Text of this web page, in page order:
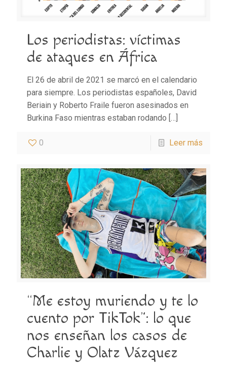
Los periodistas: víctimas
de ataques en África
El 26 de abril de 2021 se marcó en el calendario
para siempre. Los periodistas españoles, David
Beriain y Roberto Fraile fueron asesinados en
Burkina Faso mientras estaban rodando […]
0 Leer más
“Me estoy muriendo y te lo
cuento por TikTok”: lo que
nos enseñan los casos de
Charlie y Olatz Vázquez